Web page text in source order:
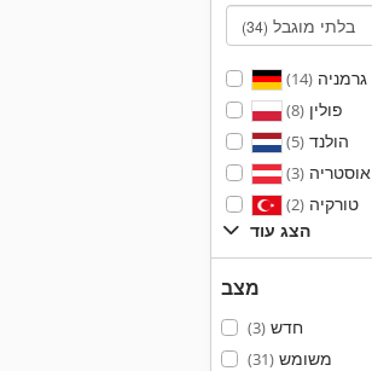
בלתי מוגבל (34)
גרמניה(14)
פולין(8)
הולנד(5)
אוסטריה(3)
טורקיה(2)
הצג עוד
מצב
חדש(3)
משומש(31)